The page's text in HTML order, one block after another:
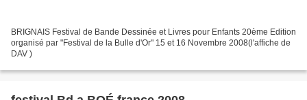
BRIGNAIS Festival de Bande Dessinée et Livres pour Enfants 20ème Edition
organisé par "Festival de la Bulle d'Or" 15 et 16 Novembre 2008(l'affiche de
DAV )